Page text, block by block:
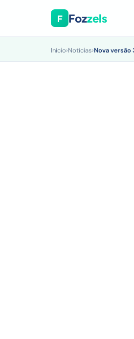
F Fozzels
Início›Notícias›Nova versão